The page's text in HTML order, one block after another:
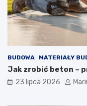
BUDOWA MATERIAŁY
Jak zrobić beton –
23 lipca 2026